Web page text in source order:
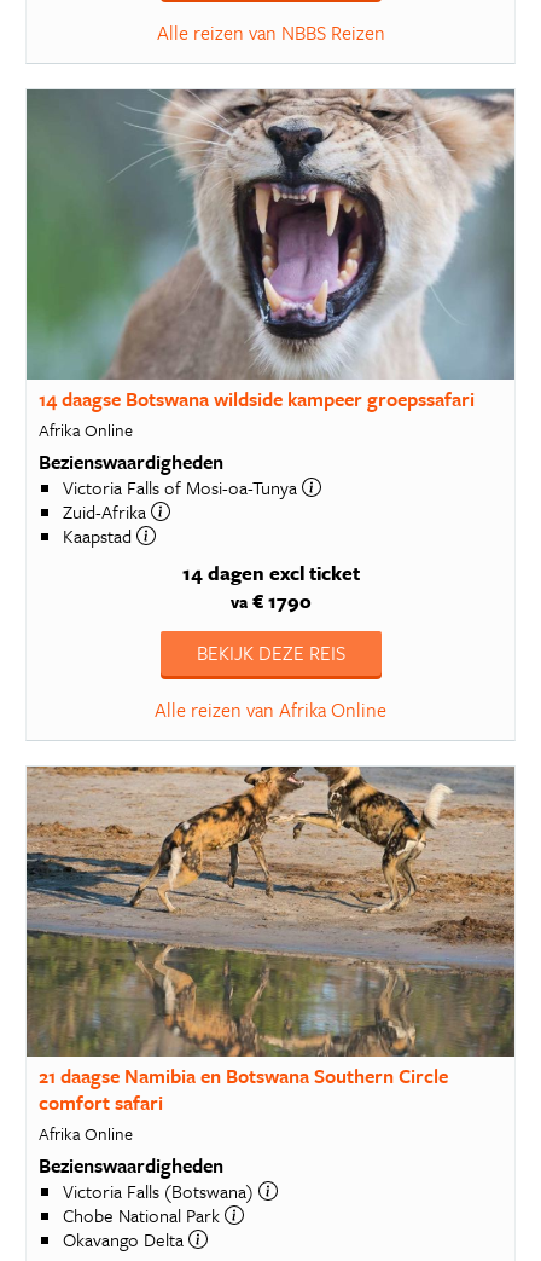
Alle reizen van NBBS Reizen
14 daagse Botswana wildside kampeer groepssafari
Afrika Online
Bezienswaardigheden
Victoria Falls of Mosi-oa-Tunya
Zuid-Afrika
Kaapstad
14 dagen excl ticket
va€ 1790
BEKIJK DEZE REIS
Alle reizen van Afrika Online
21 daagse Namibia en Botswana Southern Circle
comfort safari
Afrika Online
Bezienswaardigheden
Victoria Falls (Botswana)
Chobe National Park
Okavango Delta